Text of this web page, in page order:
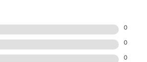
0
0
0